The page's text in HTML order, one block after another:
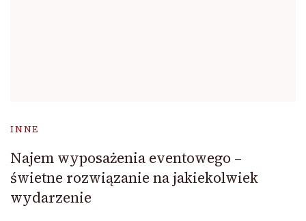
INNE
Najem wyposażenia eventowego –
świetne rozwiązanie na jakiekolwiek
wydarzenie